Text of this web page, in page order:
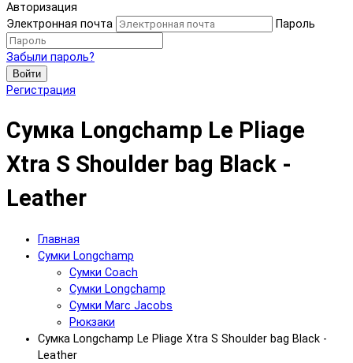
Авторизация
Электронная почта
Пароль
Забыли пароль?
Войти
Регистрация
Сумка Longchamp Le Pliage
Xtra S Shoulder bag Black -
Leather
Главная
Сумки Longchamp
Сумки Coach
Сумки Longchamp
Сумки Marc Jacobs
Рюкзаки
Сумка Longchamp Le Pliage Xtra S Shoulder bag Black -
Leather